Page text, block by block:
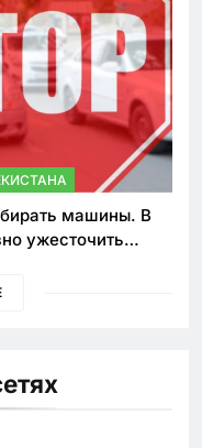
машины. В
ужесточить